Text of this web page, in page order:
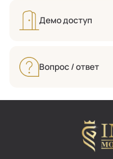
Демо доступ
Вопрос / ответ